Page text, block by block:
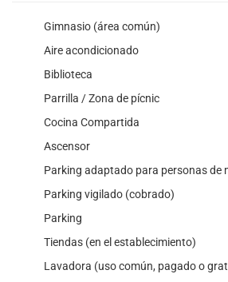
Gimnasio (área común)
Aire acondicionado
Biblioteca
Parrilla / Zona de pícnic
Cocina Compartida
Ascensor
Parking adaptado para personas de
Parking vigilado (cobrado)
Parking
Tiendas (en el establecimiento)
Lavadora (uso común, pagado o